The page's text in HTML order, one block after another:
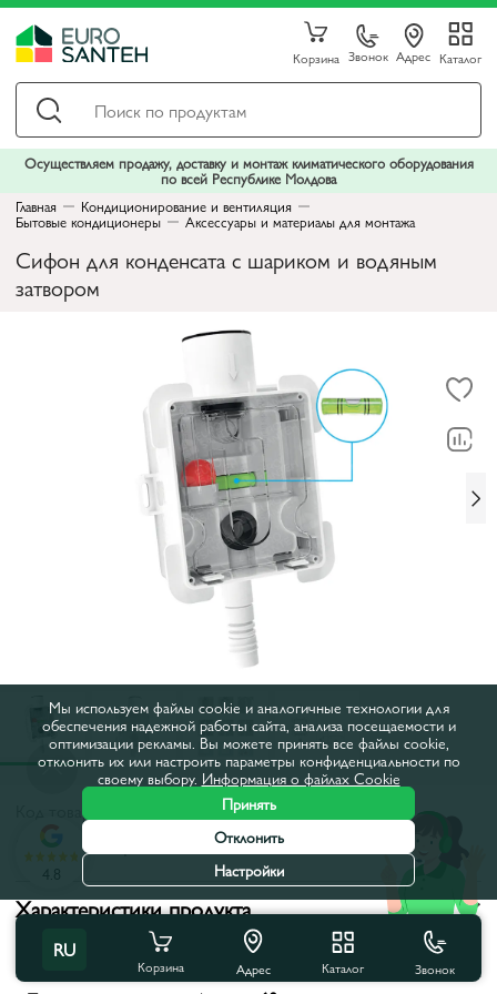
Корзина Звонок Адрес Каталог
Осуществляем продажу, доставку и монтаж климатического оборудования
по всей Республике Молдова
Главная
Кондиционирование и вентиляция
Бытовые кондиционеры Аксессуары и материалы для монтажа
Сифон для конденсата с шариком и водяным
затвором
Код товара:
Все характеристики
Характеристики продукта
Цвет:
Белый
RU
Корзина Адрес Каталог Звонок
4.8
Мы используем файлы cookie и аналогичные технологии для
обеспечения надежной работы сайта, анализа посещаемости и
оптимизации рекламы. Вы можете принять все файлы cookie,
отклонить их или настроить параметры конфиденциальности по
своему выбору. Информация о файлах Cookie
Принять
Отклонить
Настройки